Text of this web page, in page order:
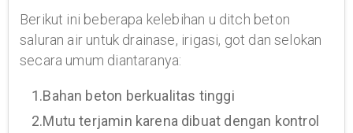
Berikut ini beberapa kelebihan u ditch beton
saluran air untuk drainase, irigasi, got dan selokan
secara umum diantaranya:
1.Bahan beton berkualitas tinggi
2.Mutu terjamin karena dibuat dengan kontrol